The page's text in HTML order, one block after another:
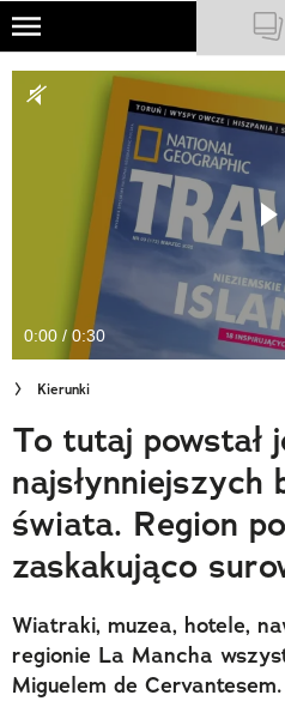
Skip
main
NATIONAL GEOGRAPHIC
TRAVELER
PODCASTY
Newsletter
Cuda Polski
Wielki Konkurs Fotograficzny
Trendbook Podróżniczy
Polecane
0:00 / 0:30
Kierunki
To tutaj powstał
najsłynniejszych
świata. Region
zaskakująco
Wiatraki, muzea, hotele,
regionie La Mancha
Miguelem de Cervantesem.